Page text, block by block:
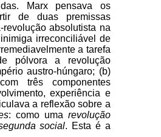
Marx pensava os
de duas premissas
revolução absolutista na
irreconciliável de
a tarefa
pólvora a revolução
austro-húngaro; (b)
três componentes
experiência e
a reflexão sobre a
: como uma revolução
social. Esta é a